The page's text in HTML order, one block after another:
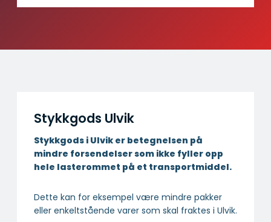
Stykkgods Ulvik
Stykkgods i Ulvik er betegnelsen på
mindre forsendelser som ikke fyller opp
hele lasterommet på et transportmiddel.
Dette kan for eksempel være mindre pakker
eller enkeltstående varer som skal fraktes i Ulvik.